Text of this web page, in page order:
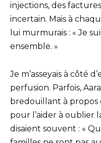
injections, des
incertain. Mais à
lui murmurais : « Je
ensemble. »
Je m’asseyais à côté
perfusion. Parfois,
bredouillant à propos
pour l’aider à oublier
disaient souvent : «